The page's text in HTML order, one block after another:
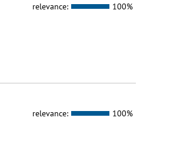
relevance: 100%
relevance: 100%